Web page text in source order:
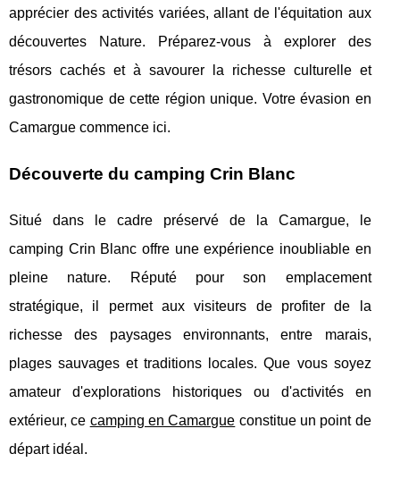
apprécier des activités variées, allant de l'équitation aux
découvertes Nature. Préparez-vous à explorer des
trésors cachés et à savourer la richesse culturelle et
gastronomique de cette région unique. Votre évasion en
Camargue commence ici.
Découverte du camping Crin Blanc
Situé dans le cadre préservé de la Camargue, le
camping Crin Blanc offre une expérience inoubliable en
pleine nature. Réputé pour son emplacement
stratégique, il permet aux visiteurs de profiter de
la
richesse des paysages environnants, entre marais,
plages sauvages et traditions locales. Que vous soyez
amateur d'explorations historiques ou d'activités en
extérieur, ce camping en Camargue constitue un point de
départ idéal.